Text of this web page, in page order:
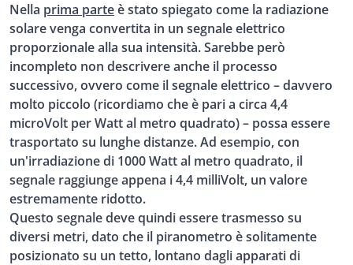
Nella prima parteè stato spiegato come la radiazione
solare venga convertita in un segnale elettrico
proporzionale alla sua intensità. Sarebbe però
incompleto non descrivere anche il processo
successivo, ovvero come il segnale elettrico – davvero
molto piccolo (ricordiamo che è pari a circa 4,4
microVolt per Watt al metro quadrato) – possa essere
trasportato su lunghe distanze. Ad esempio, con
un'irradiazione di 1000 Watt al metro quadrato, il
segnale raggiunge appena i 4,4 milliVolt, un valore
estremamente ridotto.
Questo segnale deve quindi essere trasmesso su
diversi metri, dato che il piranometro è solitamente
posizionato su un tetto, lontano dagli apparati di